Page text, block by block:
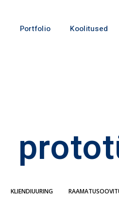
Portfolio Koolitused
KLIENDIUURING